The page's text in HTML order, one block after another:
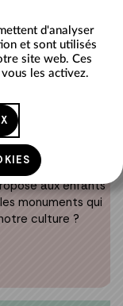
résistance »,
aux enfants
monuments qui
culture ?
d'analyser
et sont utilisés
site web. Ces
les activez.